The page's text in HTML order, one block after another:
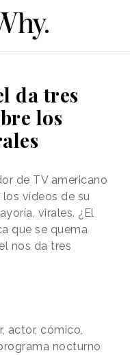
da tres
los
de TV americano
vídeos de su
virales. ¿El
que se quema
nos da tres
actor, cómico,
nocturno